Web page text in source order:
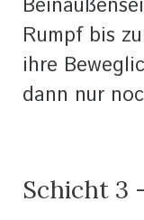
Rumpf bis
ihre
dann nur
Schicht 3